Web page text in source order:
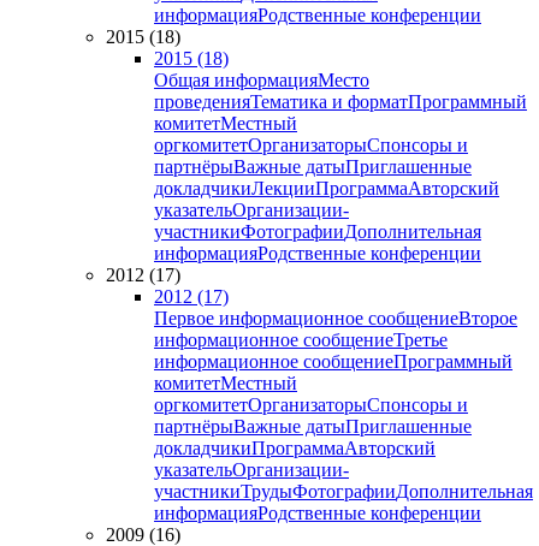
информацияРодственные конференции
2015 (18)
2015 (18)
Общая информацияМесто
проведенияТематика и форматПрограммный
комитетМестный
оргкомитетОрганизаторыСпонсоры и
партнёрыВажные датыПриглашенные
докладчикиЛекцииПрограммаАвторский
указательОрганизации-
участникиФотографииДополнительная
информацияРодственные конференции
2012 (17)
2012 (17)
Первое информационное сообщениеВторое
информационное сообщениеТретье
информационное сообщениеПрограммный
комитетМестный
оргкомитетОрганизаторыСпонсоры и
партнёрыВажные датыПриглашенные
докладчикиПрограммаАвторский
указательОрганизации-
участникиТрудыФотографииДополнительная
информацияРодственные конференции
2009 (16)